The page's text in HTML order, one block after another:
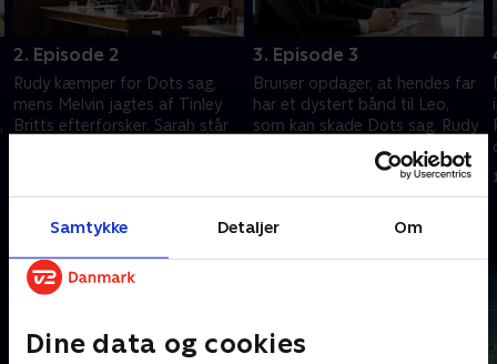
Samtykke Detaljer Om
Dine data og cookies
2. Episode 2
Rudy kæmper for Dots sag,
mens Melvin jagtes af Tinley
Britts efterforsker. Sarah står
3. Episode 3
Bruiser opdager, at hendes far
har et dystert bånd til Leo,
som kan skade Dots sag. Rudy
løber en risiko og hjælper sin
10. december 2025 • 40 min
Andre så også